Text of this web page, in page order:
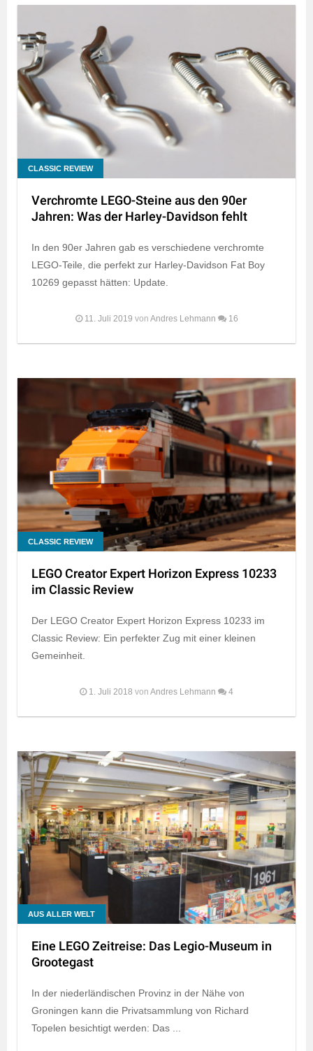
CLASSIC REVIEW
Verchromte LEGO-Steine aus den 90er
Jahren: Was der Harley-Davidson fehlt
In den 90er Jahren gab es verschiedene verchromte
LEGO-Teile, die perfekt zur Harley-Davidson Fat Boy
10269 gepasst hätten: Update.
11. Juli 2019 von Andres Lehmann 16
CLASSIC REVIEW
LEGO Creator Expert Horizon Express 10233
im Classic Review
Der LEGO Creator Expert Horizon Express 10233 im
Classic Review: Ein perfekter Zug mit einer kleinen
Gemeinheit.
1. Juli 2018 von Andres Lehmann 4
AUS ALLER WELT
Eine LEGO Zeitreise: Das Legio-Museum in
Grootegast
In der niederländischen Provinz in der Nähe von
Groningen kann die Privatsammlung von Richard
Topelen besichtigt werden: Das ...